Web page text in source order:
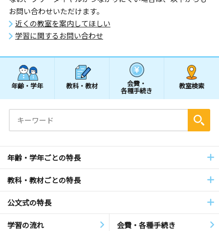
お問い合わせいただけます。
近くの教室を案内してほしい
学習に関するお問い合わせ
年齢・学年 教科・教材 会費・
各種手続き
教室検索
年齢・学年ごとの特長
教科・教材ごとの特長
公文式の特長
学習の流れ 会費・各種手続き